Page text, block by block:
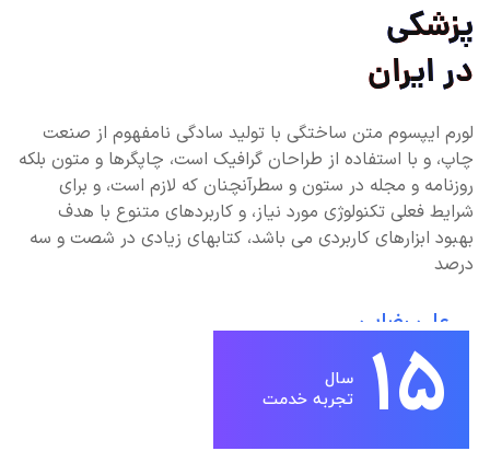
پزشکی
در ایران
لورم ایپسوم متن ساختگی با تولید سادگی نامفهوم از صنعت
چاپ، و با استفاده از طراحان گرافیک است، چاپگرها و متون بلکه
روزنامه و مجله در ستون و سطرآنچنان که لازم است، و برای
شرایط فعلی تکنولوژی مورد نیاز، و کاربردهای متنوع با هدف
بهبود ابزارهای کاربردی می باشد، کتابهای زیادی در شصت و سه
درصد
علی رضایی
مدیر کل
15
سال
تجربه خدمت